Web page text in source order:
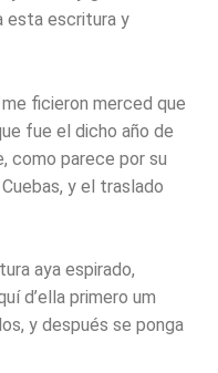
esta escritura y
ficieron merced que
fue el dicho año de
como parece por su
y el traslado
aya espirado,
d’ella primero um
y después se ponga